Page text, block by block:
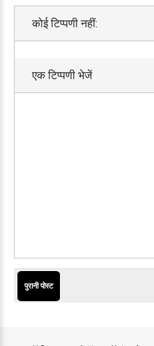
कोई टिप्पणी नहीं:
एक टिप्पणी भेजें
पुरानी पोस्ट